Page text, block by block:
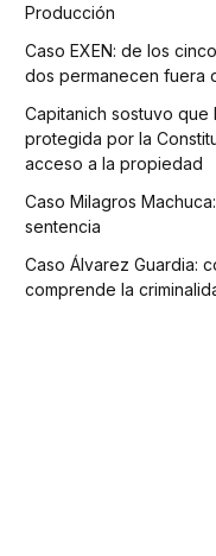
Producción
Caso EXEN: de los
dos permanecen fuera
Capitanich sostuvo
protegida por la
acceso a la propiedad
Caso Milagros
sentencia
Caso Álvarez Guardia:
comprende la